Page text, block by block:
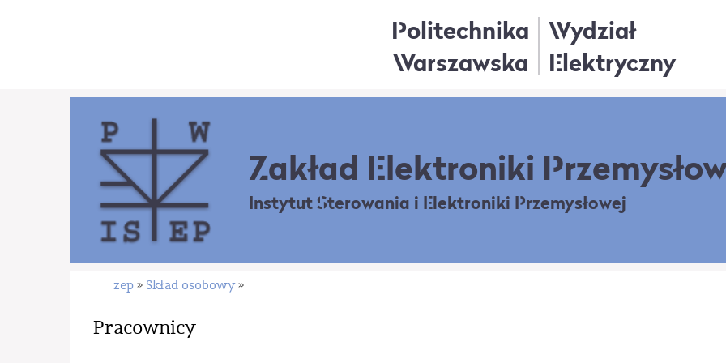
Politechnika
Warszawska
Wydział
Elektryczny
Zakład Elektroniki
Instytut Sterowania i Elektroniki Przemysłowej
zep » Skład osobowy »
Pracownicy